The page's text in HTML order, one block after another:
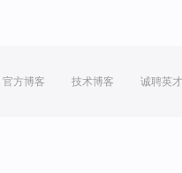
官方博客 技术博客 诚聘英才